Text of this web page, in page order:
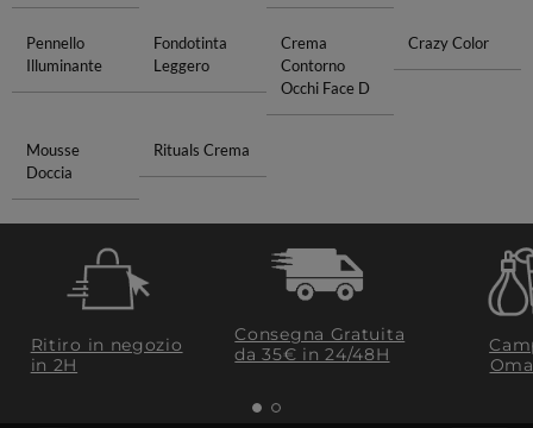
Pennello
Illuminante
Fondotinta
Leggero
Crema
Contorno
Occhi Face D
Crazy Color
Mousse
Doccia
Rituals Crema
Ritiro in negozio
in 2H
Consegna Gratuita
da 35€​ in 24/48H